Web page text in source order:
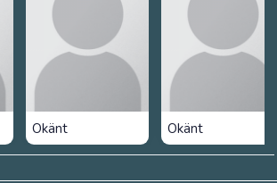
Okänt Okänt